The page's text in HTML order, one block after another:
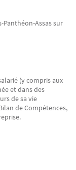
Assas sur
(y compris aux
et dans des
de sa vie
de Compétences,